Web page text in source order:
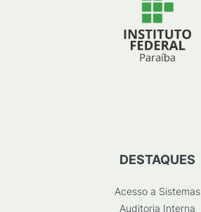
DESTAQUES
Acesso a Sistemas
Auditoria Interna